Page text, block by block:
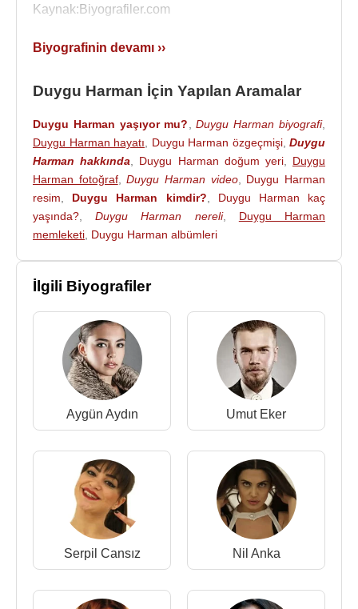
Kaynak:Biyografiler.com
Biyografinin devamı ››
Duygu Harman İçin Yapılan Aramalar
Duygu Harman yaşıyor mu? ,Duygu Harman biyografi,
Duygu Harman hayatı
Duygu Harman özgeçmişi, Duygu
Harman hakkında
Duygu Harman doğum yeri, Duygu
Harman fotoğraf,Duygu Harman video, Duygu Harman
resim
Duygu Harman kimdir?
Duygu Harman kaç
yaşında? ,Duygu Harman nereli, Duygu Harman
memleketi Duygu Harman albümleri
İlgili Biyografiler
Aygün Aydın Umut Eker
Serpil Cansız Nil Anka